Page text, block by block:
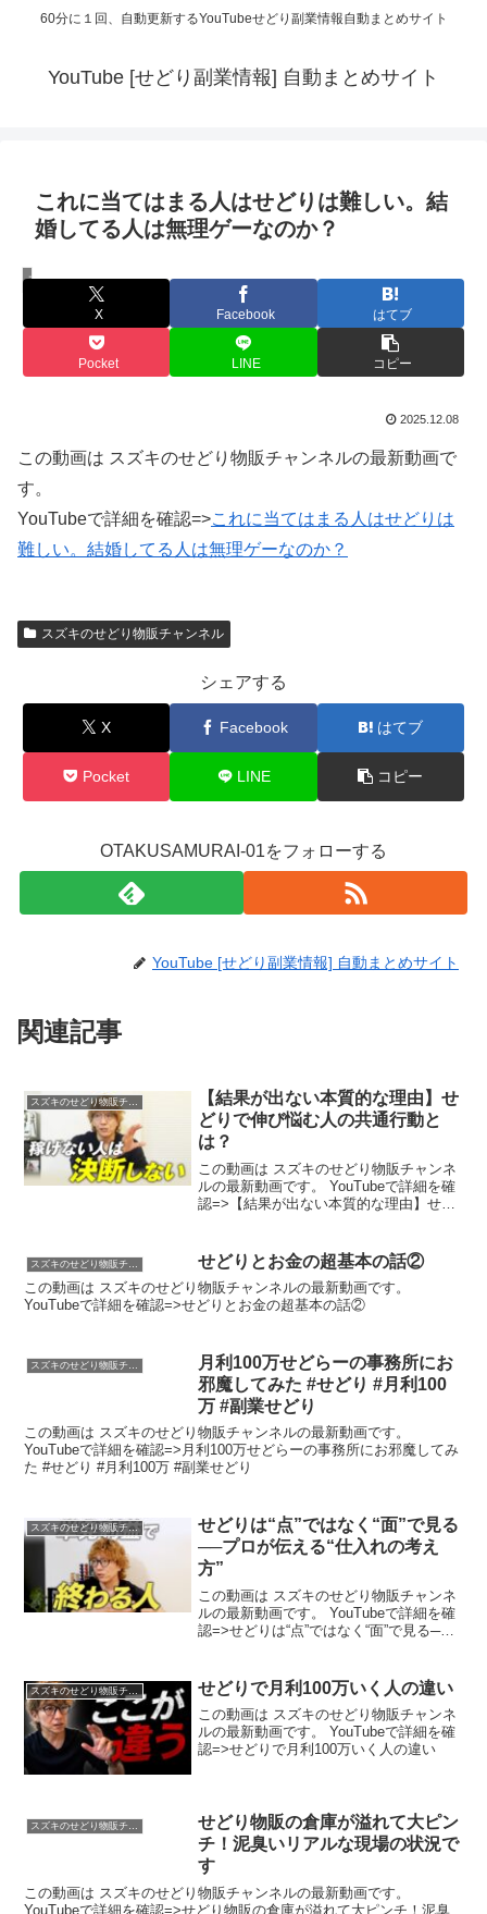
60分に１回、自動更新するYouTubeせどり副業情報自動まとめサイト
YouTube [せどり副業情報] 自動まとめサイト
これに当てはまる人はせどりは難しい。結
婚してる人は無理ゲーなのか？
スズキのせどり物販チャンネル
X Facebook はてブ
Pocket LINE コピー
2025.12.08
この動画は スズキのせどり物販チャンネルの最新動画で
す。
YouTubeで詳細を確認=>これに当てはまる人はせどりは
難しい。結婚してる人は無理ゲーなのか？
スズキのせどり物販チャンネル
シェアする
X Facebook はてブ
Pocket LINE コピー
OTAKUSAMURAI-01をフォローする
YouTube [せどり副業情報] 自動まとめサイト
関連記事
【結果が出ない本質的な理由】せ
どりで伸び悩む人の共通行動と
は？
この動画は スズキのせどり物販チャンネ
ルの最新動画です。 YouTubeで詳細を確
認=>【結果が出ない本質的な理由】せど
せどりとお金の超基本の話②
この動画は スズキのせどり物販チャンネルの最新動画です。
YouTubeで詳細を確認=>せどりとお金の超基本の話②
スズキのせどり物販チャンネル
月利100万せどらーの事務所にお
邪魔してみた #せどり #月利100
万 #副業せどり
この動画は スズキのせどり物販チャンネルの最新動画です。
YouTubeで詳細を確認=>月利100万せどらーの事務所にお邪魔してみ
た #せどり #月利100万 #副業せどり
スズキのせどり物販チャンネル
せどりは“点”ではなく“面”で見る
──プロが伝える“仕入れの考え
方”
この動画は スズキのせどり物販チャンネ
ルの最新動画です。 YouTubeで詳細を確
認=>せどりは“点”ではなく“面”で見る──
せどりで月利100万いく人の違い
この動画は スズキのせどり物販チャンネ
ルの最新動画です。 YouTubeで詳細を確
認=>せどりで月利100万いく人の違い
せどり物販の倉庫が溢れて大ピン
チ！泥臭いリアルな現場の状況で
す
この動画は スズキのせどり物販チャンネルの最新動画です。
YouTubeで詳細を確認=>せどり物販の倉庫が溢れて大ピンチ！泥臭